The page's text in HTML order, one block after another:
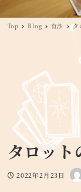
Top Blog 有沙 タ
タロッ
投稿日
2022年2月23日
著